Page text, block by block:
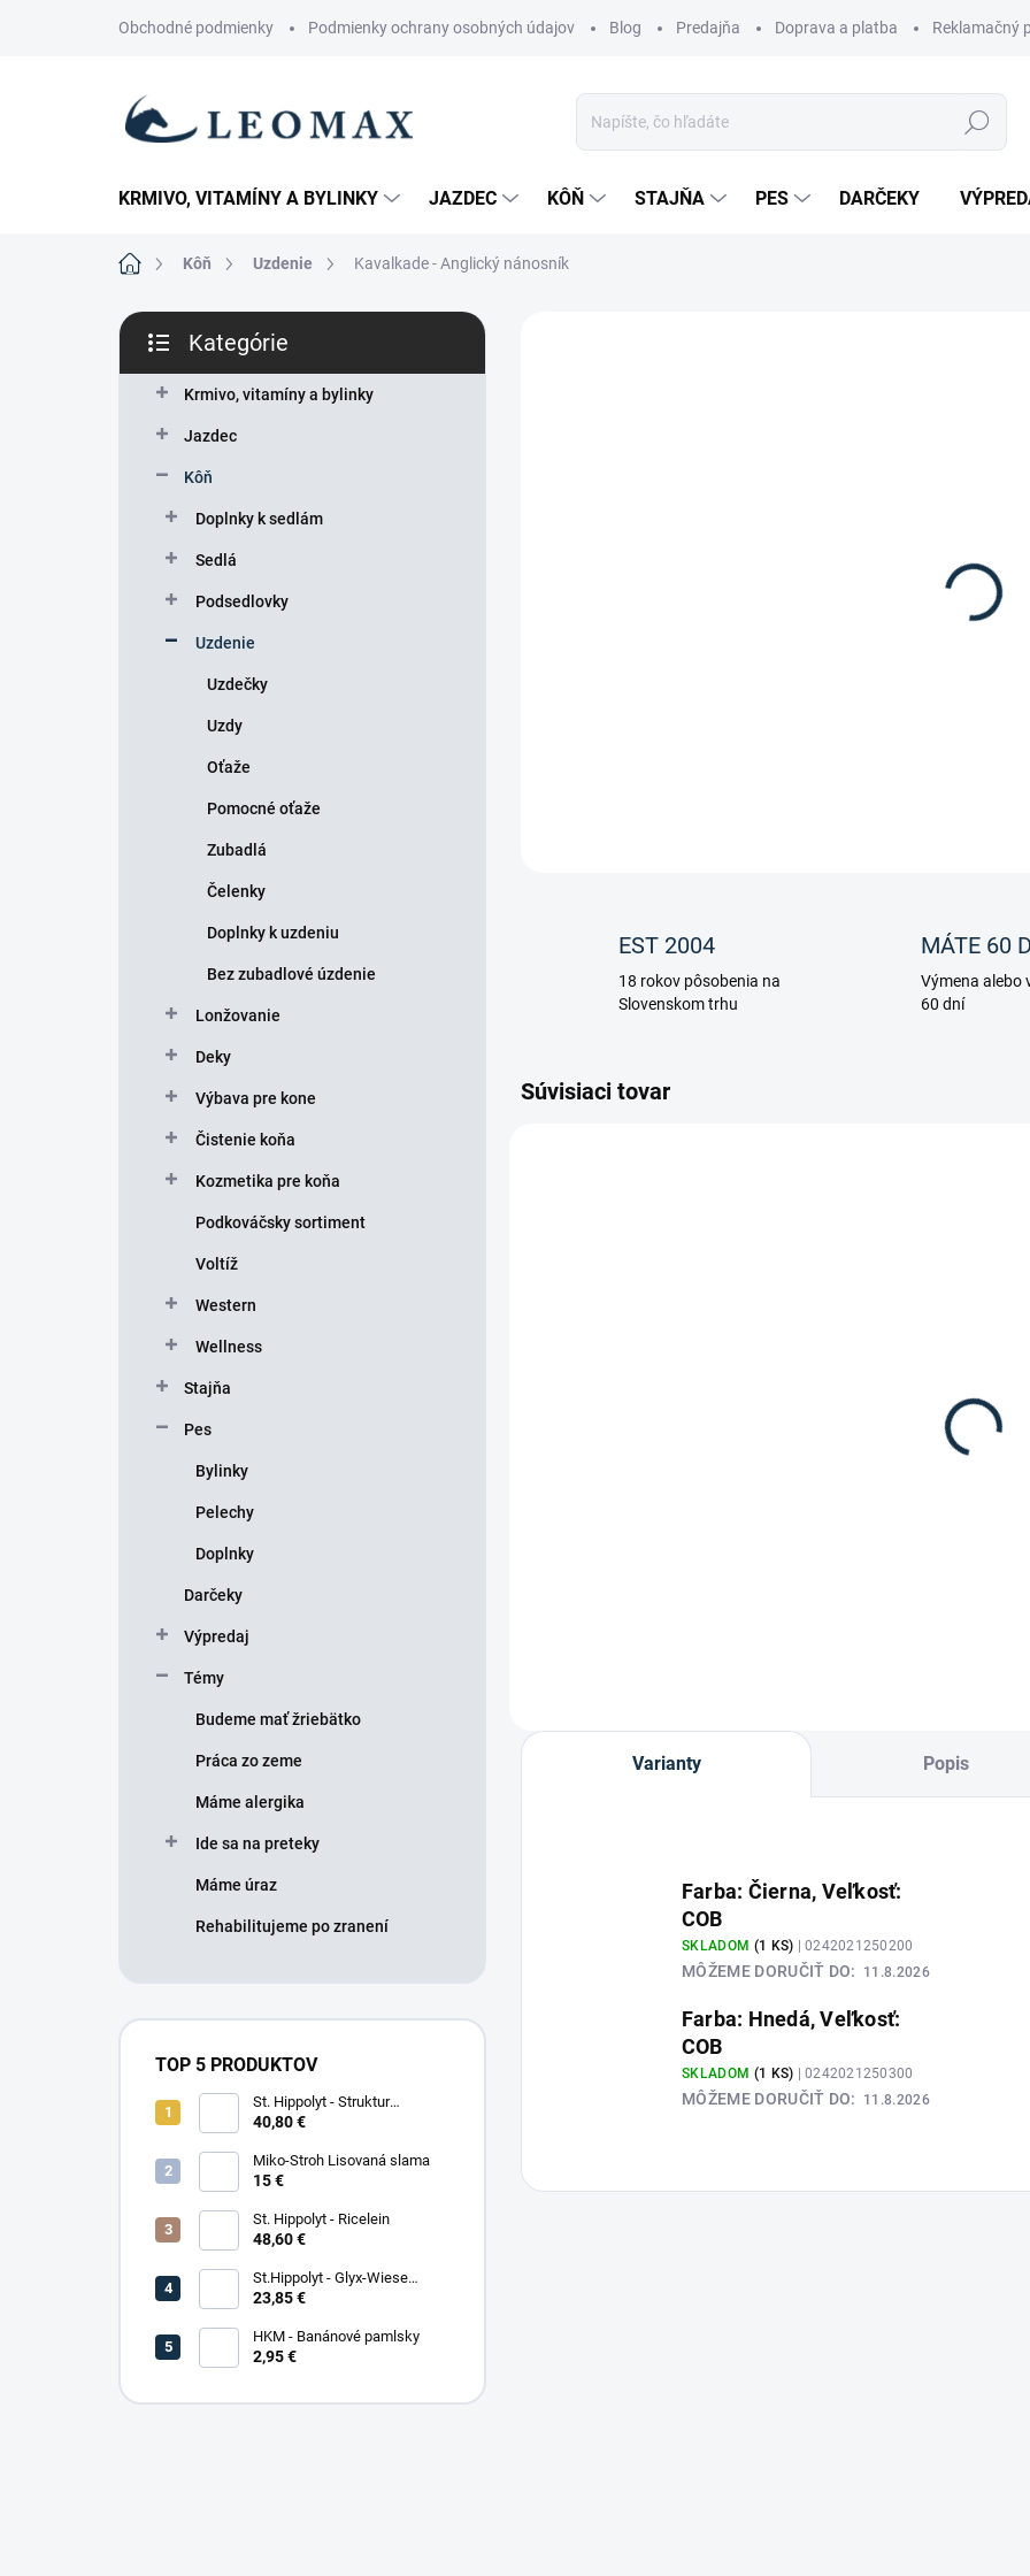
Obchodné podmienky Podmienky ochrany osobných údajov Blog Predajňa Doprava a platba Reklamačný
Hľadať
KRMIVO, VITAMÍNY A BYLINKY JAZDEC KÔŇ STAJŇA PES DARČEKY
DomovKôň Uzdenie Kavalkade - Anglický nánosník
B
č
kategórie
Kategórie
Krmivo, vitamíny a bylinky
Jazdec
Kôň
Doplnky k sedlám
Sedlá
Podsedlovky
Uzdenie
Uzdečky
Uzdy
Oťaže
Pomocné oťaže
Zubadlá
Čelenky
Doplnky k uzdeniu
Bez zubadlové úzdenie
Lonžovanie
Deky
Výbava pre kone
Čistenie koňa
Kozmetika pre koňa
Podkováčsky sortiment
Voltíž
Western
Wellness
Stajňa
Pes
Bylinky
Pelechy
Doplnky
Darčeky
Výpredaj
Témy
Budeme mať žriebätko
Práca zo zeme
Máme alergika
Ide sa na preteky
Máme úraz
Rehabilitujeme po zranení
TOP 5 PRODUKTOV
St. Hippolyt - Struktur
Energetikum
40,80 €
Miko-Stroh Lisovaná slama
15 €
St. Hippolyt - Ricelein
48,60 €
St.Hippolyt - Glyx-Wiese
Seniorfaser
23,85 €
HKM - Banánové pamlsky
2,95 €
EST 2004
18 rokov pôsobenia na
Slovenskom trhu
MÁTE 60
Výmena alebo
60 dní
Súvisiaci tovar
Varianty Popis
Farba: Čierna, Veľkosť:
COB
SKLADOM (1 KS) | 0242021250200
MÔŽEME DORUČIŤ DO: 11.8.2026
Farba: Hnedá, Veľkosť:
COB
SKLADOM (1 KS) | 0242021250300
MÔŽEME DORUČIŤ DO: 11.8.2026